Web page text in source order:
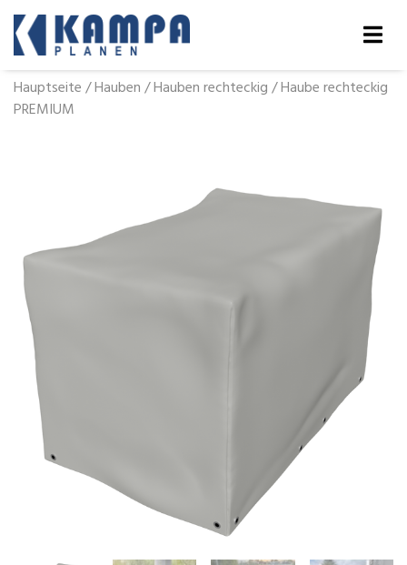
Hauptseite/Hauben/Hauben rechteckig/Haube rechteckig
PREMIUM